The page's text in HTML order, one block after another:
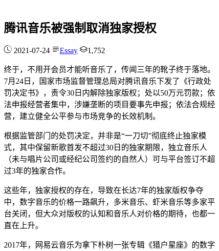
腾讯音乐被强制取消独家授权
2021-07-24 Essay 1,752
终于，不用开会员才能听音乐了，传闻三年的靴子终于落地。
7月24日，国家市场监督管理总局对腾讯音乐下发了《行政处
罚决定书》，责令30日内解除独家版权；处以50万元罚款；依
法申报经营者集中，涉嫌垄断的项目要事先申报；依法合规经
营，建立健全公平参与市场竞争的长效机制。
根据监管部门的处罚决定，并非是“一刀切”彻底终止独家模
式，其中保留新歌首发不超过30日的独家期限，独立音乐人
（未与唱片公司或经纪公司签约的自然人）可与平台签订不超
过3年的独家合作。
这些年，独家授权的存在，导致在长达7年的独家版权争夺
中，数字音乐的价格一路飙升，多米音乐、虾米音乐等多家平
台关闭，但大众对版权的认知和音乐人对价格的期待，也都一
直在上升。
2017年，网易云音乐为拿下朴树一张专辑《猎户星座》的数字